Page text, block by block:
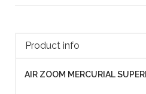
Product info
AIR ZOOM MERCURIAL